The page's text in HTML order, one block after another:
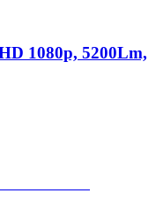
1080p, 5200Lm,